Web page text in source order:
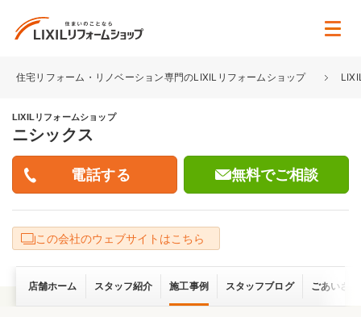
住宅リフォーム・リノベーション専門のLIXILリフォームショップ
LIXILリフォームショップ
ニシックス
無料でご相談
この会社のウェブサイトはこちら
店舗ホーム スタッフ紹介 施工事例 スタッフブログ ごあいさつ